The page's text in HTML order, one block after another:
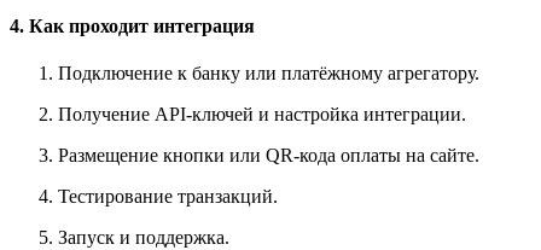
4. Как проходит интеграция
Подключение к банку или платёжному агрегатору.
Получение API-ключей и настройка интеграции.
Размещение кнопки или QR-кода оплаты на сайте.
Тестирование транзакций.
Запуск и поддержка.